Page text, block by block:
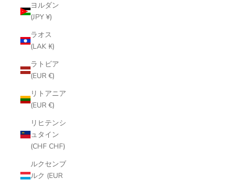
ヨルダン
(JPY ¥)
ラオス
(LAK ₭)
ラトビア
(EUR €)
リトアニア
(EUR €)
リヒテンシ
ュタイン
(CHF CHF)
ルクセンブ
ルク (EUR